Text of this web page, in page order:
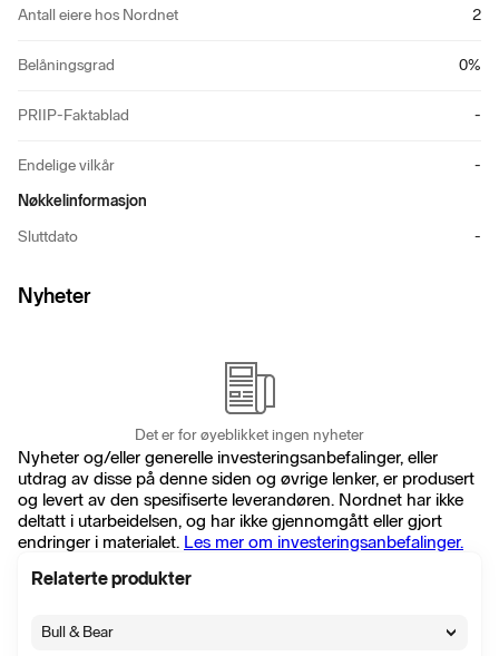
Antall eiere hos Nordnet 2
Belåningsgrad 0%
PRIIP-Faktablad -
Endelige vilkår
-
Nøkkelinformasjon
Sluttdato
-
Nyheter
Det er for øyeblikket ingen nyheter
Nyheter og/eller generelle investeringsanbefalinger, eller
utdrag av disse på denne siden og øvrige lenker, er produsert
og levert av den spesifiserte leverandøren. Nordnet har ikke
deltatt i utarbeidelsen, og har ikke gjennomgått eller gjort
endringer i materialet. Les mer om investeringsanbefalinger.
Relaterte produkter
Bull & Bear